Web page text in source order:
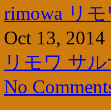
rimowa リ
Oct 13, 2014
リモワ サ
No